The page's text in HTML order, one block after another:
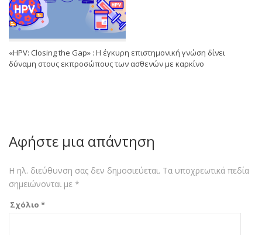
«HPV: Closing the Gap» : Η έγκυρη επιστημονική γνώση δίνει
δύναμη στους εκπροσώπους των ασθενών με καρκίνο
Αφήστε μια απάντηση
Η ηλ. διεύθυνση σας δεν δημοσιεύεται. Τα υποχρεωτικά πεδία
σημειώνονται με *
Σχόλιο *